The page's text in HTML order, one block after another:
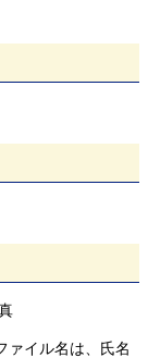
ァイル名は、氏名